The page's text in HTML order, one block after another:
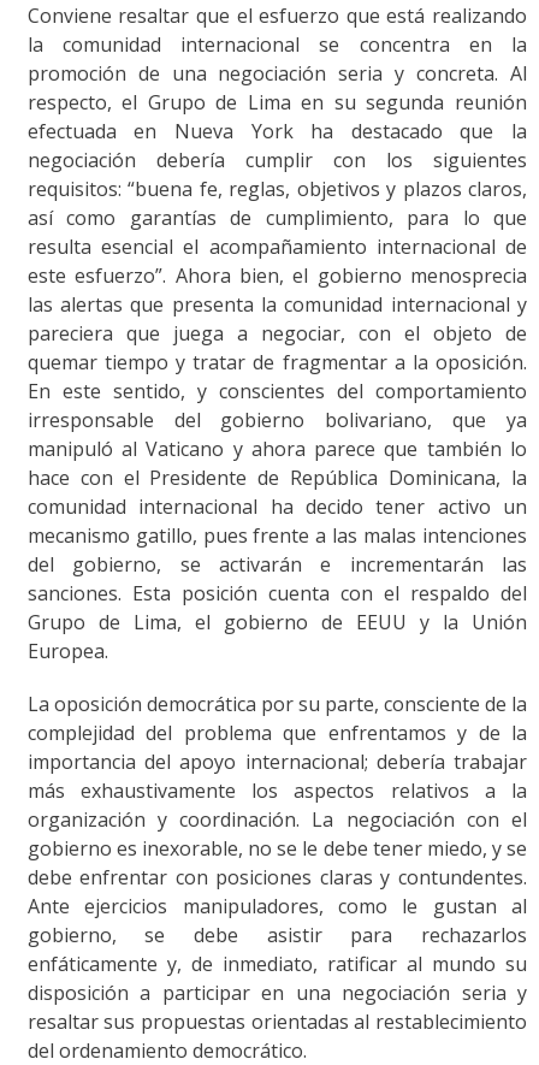
Conviene resaltar que el esfuerzo que está realizando
la comunidad internacional se concentra en la
promoción de una negociación seria y concreta. Al
respecto, el Grupo de Lima en su segunda reunión
efectuada en Nueva York ha destacado que la
negociación debería cumplir con los siguientes
requisitos: “buena fe, reglas, objetivos y plazos claros,
así como garantías de cumplimiento, para lo que
resulta esencial el acompañamiento internacional de
este esfuerzo”. Ahora bien, el gobierno menosprecia
las alertas que presenta la comunidad internacional y
pareciera que juega a negociar, con el objeto de
quemar tiempo y tratar de fragmentar a la oposición.
En este sentido, y conscientes del comportamiento
irresponsable del gobierno bolivariano, que ya
manipuló al Vaticano y ahora parece que también lo
hace con el Presidente de República Dominicana, la
comunidad internacional ha decido tener activo un
mecanismo gatillo, pues frente a las malas intenciones
del gobierno, se activarán e incrementarán las
sanciones. Esta posición cuenta con el respaldo del
Grupo de Lima, el gobierno de EEUU y la Unión
Europea.
La oposición democrática por su parte, consciente de la
complejidad del problema que enfrentamos y de la
importancia del apoyo internacional; debería trabajar
más exhaustivamente los aspectos relativos a la
organización y coordinación. La negociación con el
gobierno es inexorable, no se le debe tener miedo, y se
debe enfrentar con posiciones claras y contundentes.
Ante ejercicios manipuladores, como le gustan al
gobierno, se debe asistir para rechazarlos
enfáticamente y, de inmediato, ratificar al mundo su
disposición a participar en una negociación seria y
resaltar sus propuestas orientadas al restablecimiento
del ordenamiento democrático.